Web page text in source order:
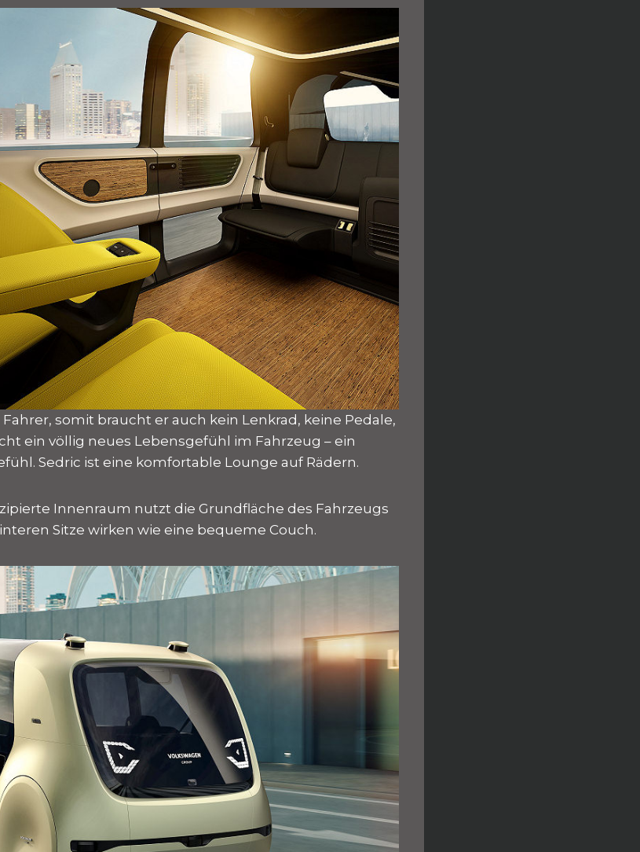
somit braucht er auch kein Lenkrad, keine Pedale,
ein völlig neues Lebensgefühl im Fahrzeug – ein
Sedric ist eine komfortable Lounge auf Rädern.
Innenraum nutzt die Grundfläche des Fahrzeugs
Sitze wirken wie eine bequeme Couch.